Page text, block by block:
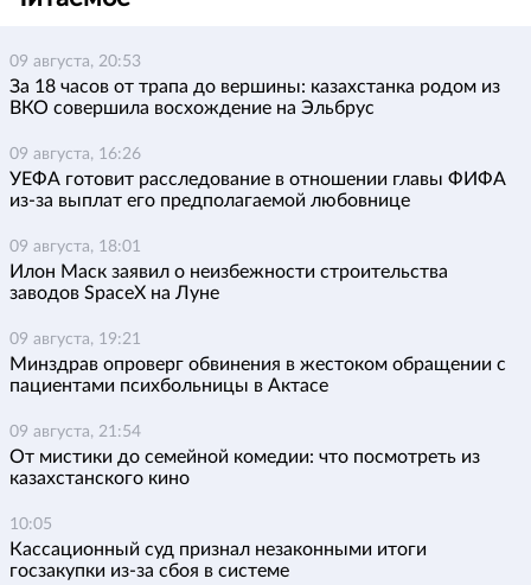
09 августа, 20:53
За 18 часов от трапа до вершины: казахстанка родом из
ВКО совершила восхождение на Эльбрус
09 августа, 16:26
УЕФА готовит расследование в отношении главы ФИФА
из-за выплат его предполагаемой любовнице
09 августа, 18:01
Илон Маск заявил о неизбежности строительства
заводов SpaceX на Луне
09 августа, 19:21
Минздрав опроверг обвинения в жестоком обращении с
пациентами психбольницы в Актасе
09 августа, 21:54
От мистики до семейной комедии: что посмотреть из
казахстанского кино
10:05
Кассационный суд признал незаконными итоги
госзакупки из-за сбоя в системе